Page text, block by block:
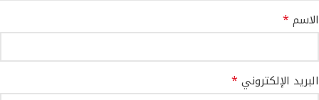
الاسم *
البريد الإلكتروني *